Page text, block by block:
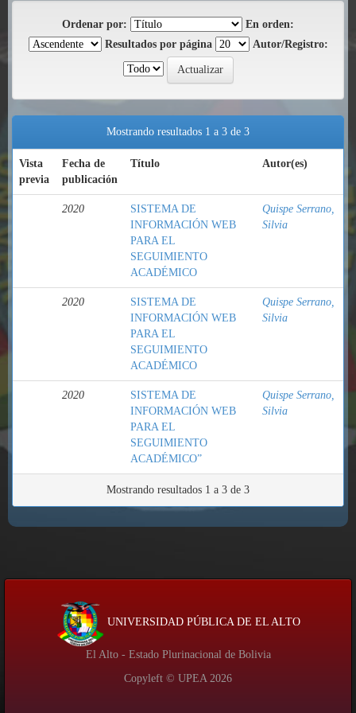
Ordenar por:
En orden:
Resultados por página
Autor/Registro:
Mostrando resultados 1 a 3 de 3
Vista
previa
Fecha de
publicación
Título Autor(es)
2020
SISTEMA DE
INFORMACIÓN WEB
PARA EL
SEGUIMIENTO
ACADÉMICO
Quispe Serrano,
Silvia
2020
SISTEMA DE
INFORMACIÓN WEB
PARA EL
SEGUIMIENTO
ACADÉMICO
Quispe Serrano,
Silvia
2020
SISTEMA DE
INFORMACIÓN WEB
PARA EL
SEGUIMIENTO
ACADÉMICO”
Quispe Serrano,
Silvia
Mostrando resultados 1 a 3 de 3
UNIVERSIDAD PÚBLICA DE EL ALTO
El Alto - Estado Plurinacional de Bolivia
Copyleft © UPEA 2026